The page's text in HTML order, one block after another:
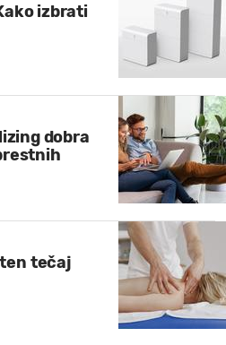
izbrati
dobra
tečaj